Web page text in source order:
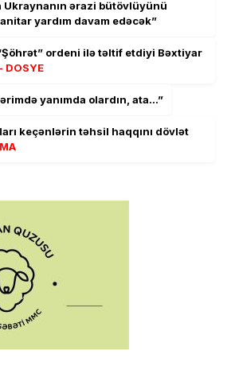
Ukraynanın ərazi bütövlüyünü
yardım davam edəcək”
ordeni ilə təltif etdiyi Bəxtiyar
- DOSYE
yanımda olardın, ata…”
keçənlərin təhsil haqqını dövlət